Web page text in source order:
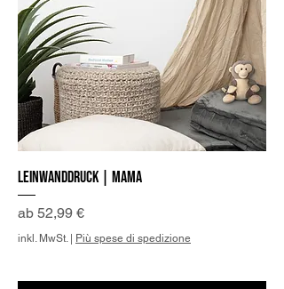
Leinwanddruck | Mama
ab 52,99 €
Sale-Preis
inkl. MwSt.| Più spese di spedizione